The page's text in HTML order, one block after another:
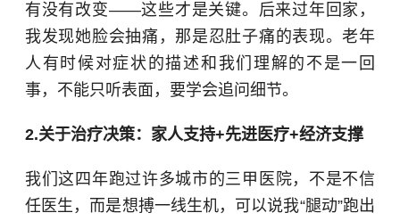
有没有改变——这些才是关键。后来过年回家，
我发现她脸会抽痛，那是忍肚子痛的表现。老年
人有时候对症状的描述和我们理解的不是一回
事，不能只听表面，要学会追问细节。
2.关于治疗决策：家人支持+先进医疗+经济支撑
我们这四年跑过许多城市的三甲医院，不是不信
任医生，而是想搏一线生机，可以说我“腿动”跑出